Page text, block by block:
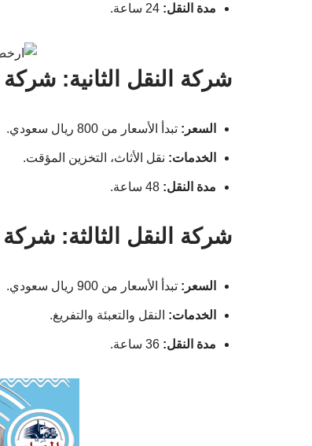
مدة النقل:
شركة النقل الثانية: شركة DEF
السعر: تبدأ الأسعار من 800 ريال سعودي.
الخدمات: نقل الأثاث، التخزين المؤقت.
مدة النقل:
شركة النقل الثالثة: شركة GHI
السعر: تبدأ الأسعار من 900 ريال سعودي.
الخدمات: النقل والتعبئة والتفريغ.
مدة النقل: